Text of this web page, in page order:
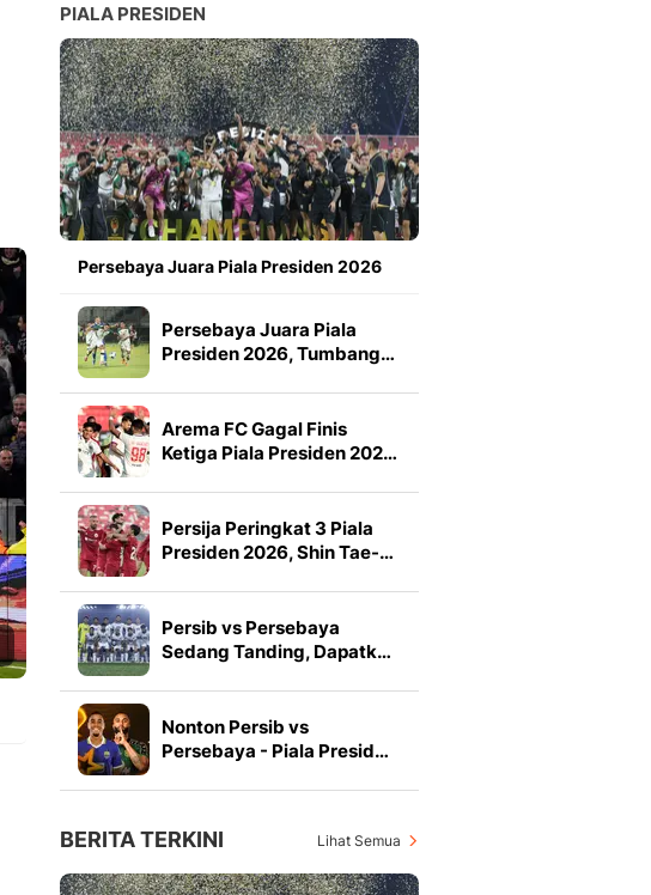
PIALA PRESIDEN
Persebaya Juara Piala Presiden 2026
Persebaya Juara Piala
Presiden 2026, Tumbang…
Arema FC Gagal Finis
Ketiga Piala Presiden 202…
Persija Peringkat 3 Piala
Presiden 2026, Shin Tae-…
Persib vs Persebaya
Sedang Tanding, Dapatk…
Nonton Persib vs
Persebaya - Piala Presid…
BERITA TERKINI Lihat Semua